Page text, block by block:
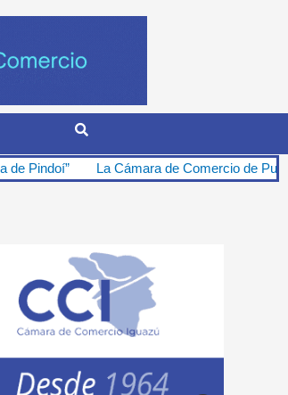
La Cámara de Comercio de Puerto Iguazú